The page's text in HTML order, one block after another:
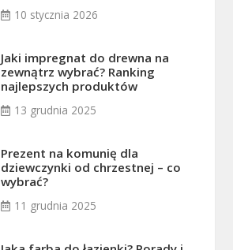
10 stycznia 2026
Jaki impregnat do drewna na
zewnątrz wybrać? Ranking
najlepszych produktów
13 grudnia 2025
Prezent na komunię dla
dziewczynki od chrzestnej – co
wybrać?
11 grudnia 2025